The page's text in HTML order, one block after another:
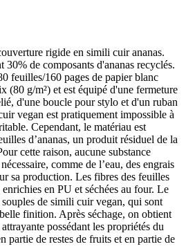
rigide en simili cuir ananas.
30% de composants d'ananas recyclés.
feuilles/160 pages de papier blanc
(80 g/m²) et est équipé d'une fermeture
d'une boucle pour stylo et d'un ruban
vegan est pratiquement impossible à
Cependant, le matériau est
d’ananas, un produit résiduel de la
cette raison, aucune substance
comme de l’eau, des engrais
sa production. Les fibres des feuilles
enrichies en PU et séchées au four. Le
de simili cuir vegan, qui sont
finition. Après séchage, on obtient
possédant les propriétés du
partie de restes de fruits et en partie de